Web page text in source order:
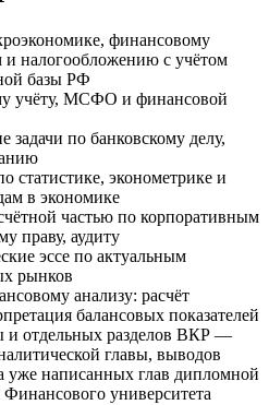
финансовому
и налогообложению с учётом
базы РФ
учёту, МСФО и финансовой
задачи по банковскому делу,
статистике, эконометрике и
в экономике
частью по корпоративным
праву, аудиту
эссе по актуальным
рынков
анализу: расчёт
балансовых показателей
и отдельных разделов ВКР —
главы, выводов
уже написанных глав дипломной
университета